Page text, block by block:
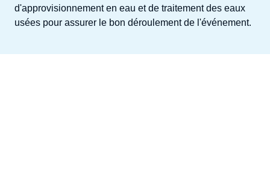
d'approvisionnement en eau et de traitement des eaux
usées pour assurer le bon déroulement de l'événement.